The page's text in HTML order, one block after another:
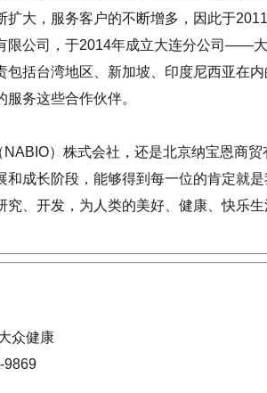
扩大，服务客户的不断增多，因此于
公司，于2014年成立大连分公司——大
包括台湾地区、新加坡、印度尼西亚在
务这些合作伙伴。
NABIO）株式会社，还是北京纳宝恩商
和成长阶段，能够得到每一位的肯定就
、开发，为人类的美好、健康、快乐生
众健康
9869